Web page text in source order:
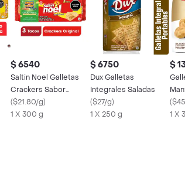
$ 6540
Saltin Noel Galletas
Crackers Sabor
Tradicional
($21.80/g)
1 X 300 g
$ 6750
Dux Galletas
Integrales Saladas
($27/g)
1 X 250 g
$
(
1 X